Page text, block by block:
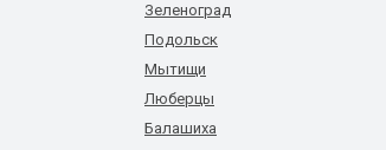
Зеленоград
Подольск
Мытищи
Люберцы
Балашиха